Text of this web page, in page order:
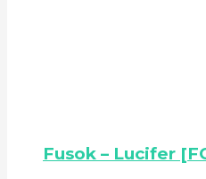
Fusok – Lucifer